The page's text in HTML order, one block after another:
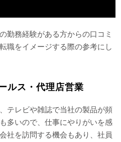
勤務経験がある方からの口コミ
職をイメージする際の参考にし
ルス・代理店営業
テレビや雑誌で当社の製品が頻
多いので、仕事にやりがいを感
社を訪問する機会もあり、社員